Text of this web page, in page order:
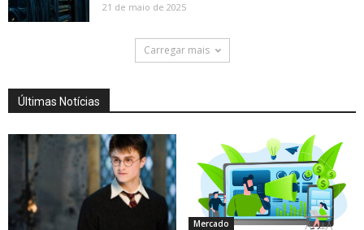
21 de maio de 2025
Carregar mais
Últimas Notícias
Mercado